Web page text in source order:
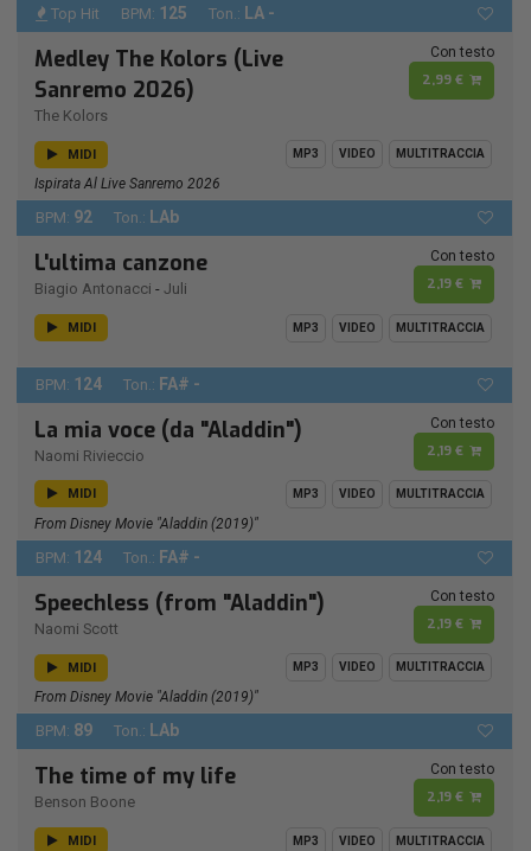
Top Hit BPM: 125 Ton.: LA -
Medley The Kolors (Live
Sanremo 2026)
The Kolors
Con testo
2,99 €
MIDI MP3 VIDEO MULTITRACCIA
Ispirata Al Live Sanremo 2026
BPM: 92 Ton.: LAb
L'ultima canzone
Biagio Antonacci - Juli
Con testo
2,19 €
MIDI MP3 VIDEO MULTITRACCIA
BPM: 124 Ton.: FA# -
La mia voce (da "Aladdin")
Naomi Rivieccio
Con testo
2,19 €
MIDI MP3 VIDEO MULTITRACCIA
From Disney Movie "Aladdin (2019)"
BPM: 124 Ton.: FA# -
Speechless (from "Aladdin")
Naomi Scott
Con testo
2,19 €
MIDI MP3 VIDEO MULTITRACCIA
From Disney Movie "Aladdin (2019)"
BPM: 89 Ton.: LAb
The time of my life
Benson Boone
Con testo
2,19 €
MIDI MP3 VIDEO MULTITRACCIA